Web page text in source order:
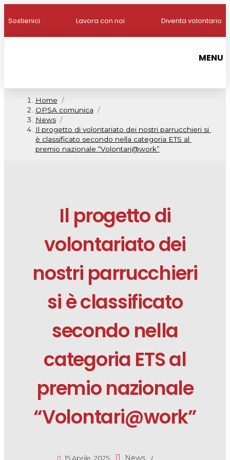
Sostienici Lavora con noi Diventa volontario
MENU
Home /
OPSA comunica /
News /
Il progetto di volontariato dei nostri parrucchieri si
è classificato secondo nella categoria ETS al
premio nazionale “Volontari@work”
Il progetto di
volontariato dei
nostri parrucchieri
si è classificato
secondo nella
categoria ETS al
premio nazionale
“Volontari@work”
15 Aprile, 2025